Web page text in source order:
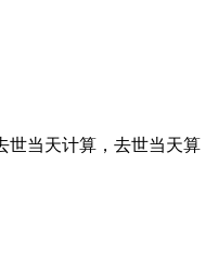
世当天计算，去世当天算